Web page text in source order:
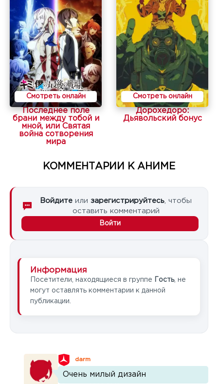
Смотреть онлайн
Последнее поле
брани между тобой и
мной, или Святая
война сотворения
мира
Смотреть онлайн
Дорохедоро:
Дьявольский бонус
КОММЕНТАРИИ К АНИМЕ
Войдите или зарегистрируйтесь , чтобы
оставить комментарий
Войти
Информация
Посетители, находящиеся в группе Гость, не
могут оставлять комментарии к данной
публикации.
darm
Очень милый дизайн